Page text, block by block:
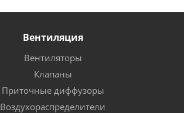
Вентиляция
Вентиляторы
Клапаны
Приточные диффузоры
Воздухораспределители